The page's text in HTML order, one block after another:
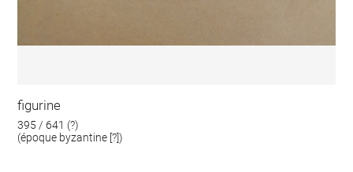
figurine
395 / 641 (?)
(époque byzantine [?])